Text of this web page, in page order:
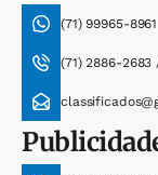
(71) 99965-8961
(71) 2886-